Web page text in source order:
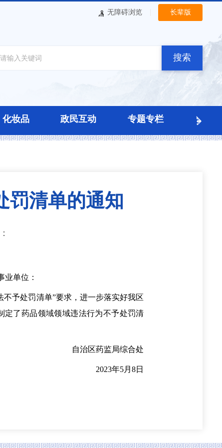
无障碍浏览 长辈版
搜索
化妆品 政民互动 专题专栏
罚清单的通知
单位：
予处罚清单”要求，进一步落实好我区
定了药品领域领域违法行为不予处罚清
自治区药监局综合处
2023年5月8日